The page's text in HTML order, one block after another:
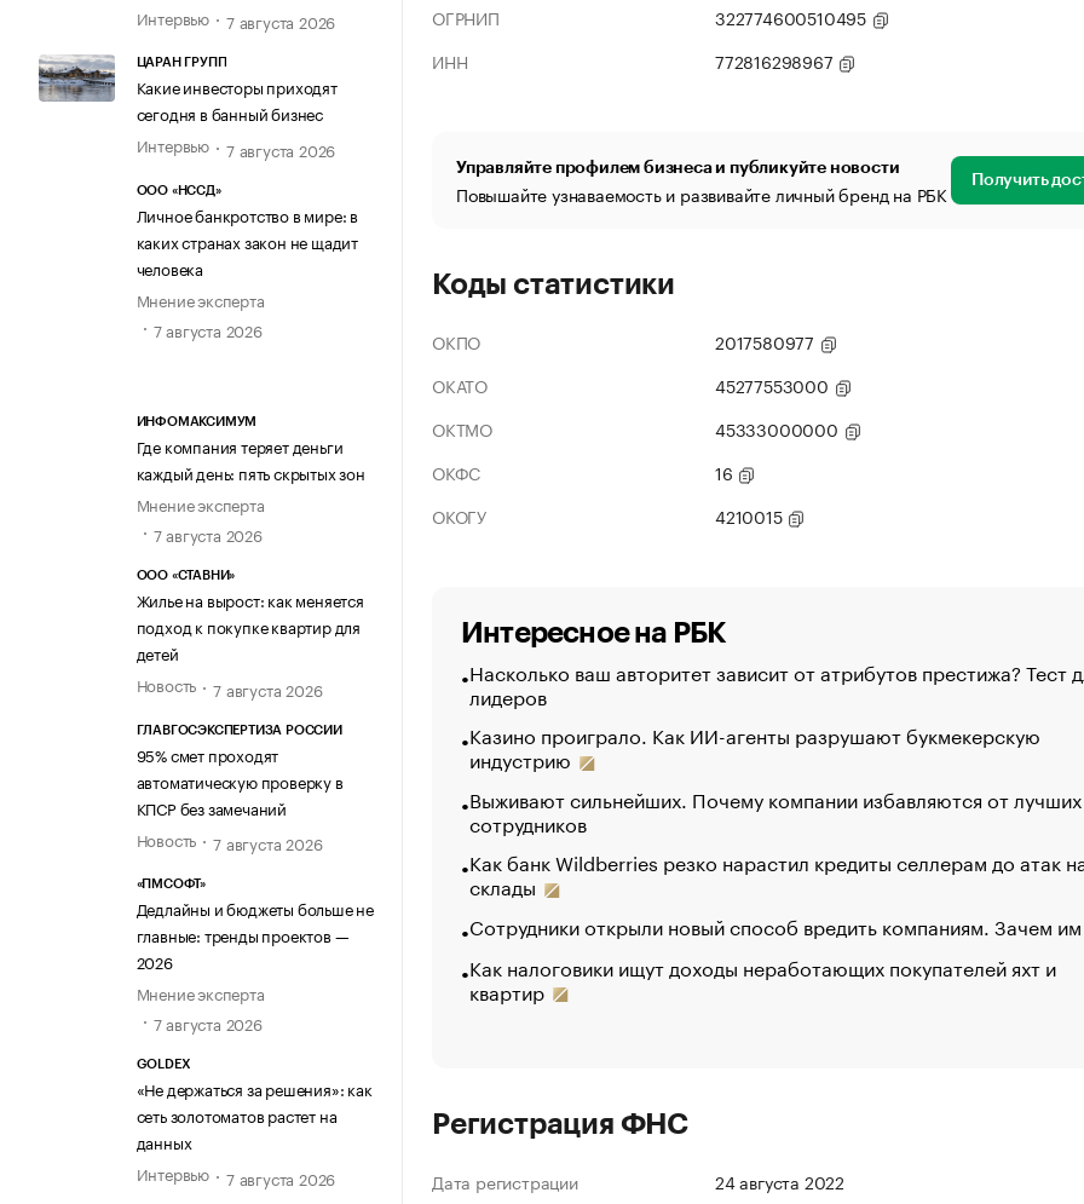
Интервью
7 августа 2026
ЦАРАН ГРУПП
Какие инвесторы приходят
сегодня в банный бизнес
Интервью
7 августа 2026
ООО «НССД»
Личное банкротство в мире: в
каких странах закон не щадит
человека
Мнение эксперта
7 августа 2026
ИНФОМАКСИМУМ
Где компания теряет деньги
каждый день: пять скрытых зон
Мнение эксперта
7 августа 2026
ООО «СТАВНИ»
Жилье на вырост: как меняется
подход к покупке квартир для
детей
Новость
7 августа 2026
ГЛАВГОСЭКСПЕРТИЗА РОССИИ
95% смет проходят
автоматическую проверку в
КПСР без замечаний
Новость
7 августа 2026
«ПМСОФТ»
Дедлайны и бюджеты больше не
главные: тренды проектов —
2026
Мнение эксперта
7 августа 2026
GOLDEX
«Не держаться за решения»: как
сеть золотоматов растет на
данных
Интервью
7 августа 2026
ОГРНИП
322774600510495
ИНН
772816298967
Управляйте профилем бизнеса и публикуйте новости
Повышайте узнаваемость и развивайте личный бренд на РБК Получить
Коды статистики
ОКПО
2017580977
ОКАТО
45277553000
ОКТМО
45333000000
ОКФС
16
ОКОГУ
4210015
Интересное на РБК
Насколько ваш авторитет зависит от атрибутов престижа? Тест
лидеров
Казино проиграло. Как ИИ-агенты разрушают букмекерскую
индустрию
Выживают сильнейших. Почему компании избавляются от лучших
сотрудников
Как банк Wildberries резко нарастил кредиты селлерам до атак
склады
Сотрудники открыли новый способ вредить компаниям. Зачем
Как налоговики ищут доходы неработающих покупателей яхт и
квартир
Регистрация ФНС
Дата регистрации
24 августа 2022